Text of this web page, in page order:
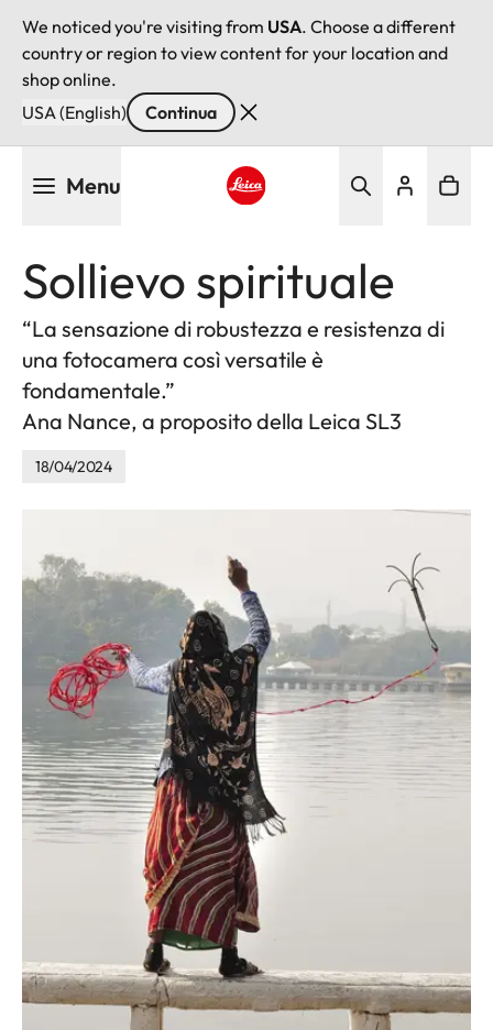
We noticed you're visiting from USA. Choose a different
country or region to view content for your location and
shop online.
USA (English)
Continua
Menu
Sollievo spirituale
“La sensazione di robustezza e resistenza di
una fotocamera così versatile è
fondamentale.”
Ana Nance, a proposito della Leica SL3
18/04/2024